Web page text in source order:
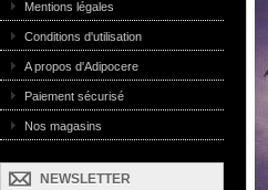
Mentions légales
Conditions d'utilisation
A propos d'Adipocere
Paiement sécurisé
Nos magasins
NEWSLETTER